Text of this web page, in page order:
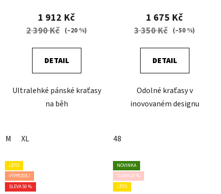
1 912 Kč
2 390 Kč (–20 %)
DETAIL
Ultralehké pánské kraťasy
na běh
M XL
1 675 Kč
3 350 Kč (–50 %)
DETAIL
Odolné kraťasy v
inovovaném designu
48
LÉTO
VÝPRODEJ
SLEVA 50 %
NOVINKA
SLEVA 20 %
LÉTO